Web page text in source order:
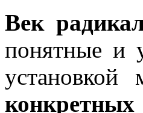
Век
понятные и
конкретных